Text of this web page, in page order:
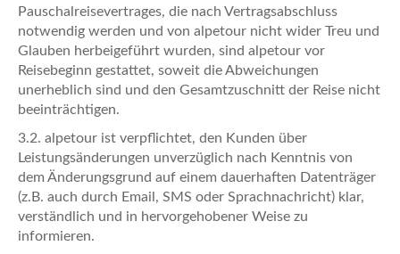
Pauschalreisevertrages, die nach Vertragsabschluss
notwendig werden und von alpetour nicht wider Treu und
Glauben herbeigeführt wurden, sind alpetour vor
Reisebeginn gestattet, soweit die Abweichungen
unerheblich sind und den Gesamtzuschnitt der Reise nicht
beeinträchtigen.
3.2. alpetour ist verpflichtet, den Kunden über
Leistungsänderungen unverzüglich nach Kenntnis von
dem Änderungsgrund auf einem dauerhaften Datenträger
(z.B. auch durch Email, SMS oder Sprachnachricht) klar,
verständlich und in hervorgehobener Weise zu
informieren.